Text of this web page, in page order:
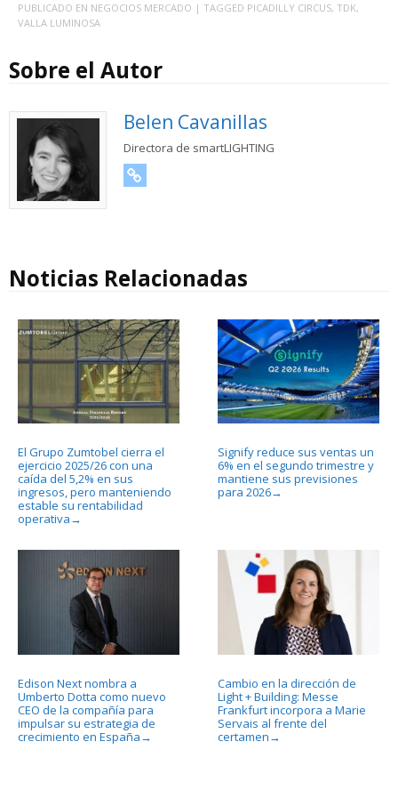
PUBLICADO EN NEGOCIOS MERCADO | TAGGED PICADILLY CIRCUS, TDK,
VALLA LUMINOSA
Sobre el Autor
Belen Cavanillas
Directora de smartLIGHTING
Noticias Relacionadas
El Grupo Zumtobel cierra el
ejercicio 2025/26 con una
caída del 5,2% en sus
ingresos, pero manteniendo
estable su rentabilidad
operativa →
Signify reduce sus ventas un
6% en el segundo trimestre y
mantiene sus previsiones
para 2026→
Edison Next nombra a
Umberto Dotta como nuevo
CEO de la compañía para
impulsar su estrategia de
crecimiento en España →
Cambio en la dirección de
Light + Building: Messe
Frankfurt incorpora a Marie
Servais al frente del
certamen →